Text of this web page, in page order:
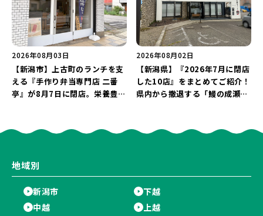
2026年08月03日
【新潟市】上古町のランチを支
える『手作り弁当専門店 二番
亭』が8月7日に閉店。栄養豊富
2026年08月02日
【新潟県】『2026年7月に閉店
した10店』をまとめてご紹介！
県内から撤退する「鰻の成瀬」
地域別
新潟市
下越
中越
上越